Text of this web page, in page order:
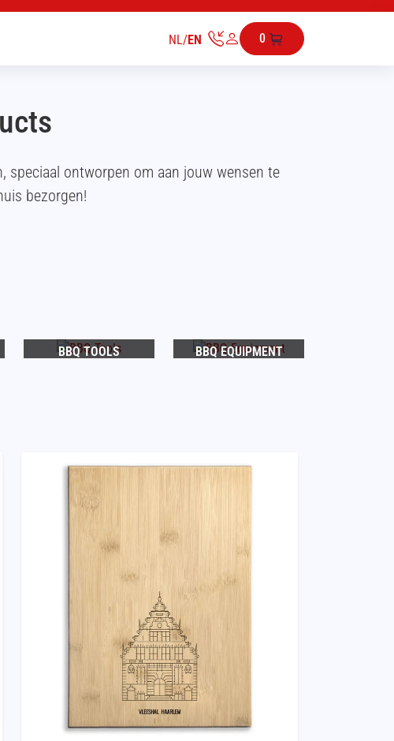
NL/EN 0
speciaal ontworpen om aan jouw wensen te
bezorgen!
BBQ TOOLS BBQ EQUIPMENT